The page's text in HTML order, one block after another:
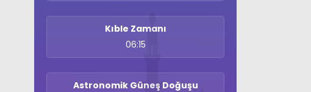
Instagram
Youtube
Kıble Zamanı
06:15
Astronomik Güneş Doğuşu